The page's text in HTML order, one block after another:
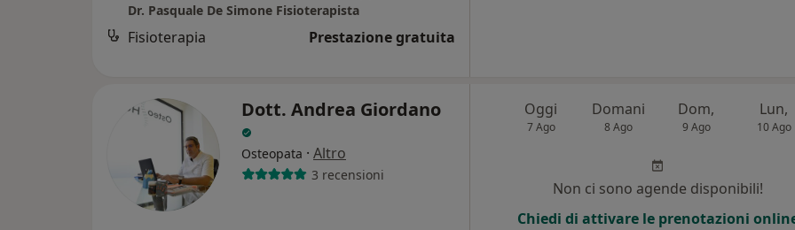
Dr. Pasquale De Simone Fisioterapista
Fisioterapia Prestazione gratuita
Dott. Andrea Giordano
Osteopata · Altro
3 recensioni
Oggi
7 Ago
Domani
8 Ago
Dom,
9 Ago
Lun,
10 Ago
Non ci sono agende disponibili!
Chiedi di attivare le prenotazioni